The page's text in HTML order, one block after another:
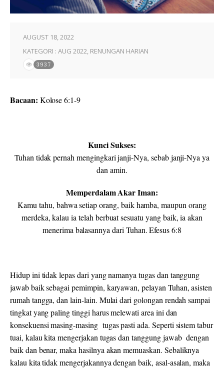
AUGUST 18, 2022
KATEGORI : AUG 2022, RENUNGAN HARIAN
3937
Bacaan: Kolose 6:1-9
Kunci Sukses:
Tuhan tidak pernah mengingkari janji-Nya, sebab janji-Nya ya
dan amin.
Memperdalam Akar Iman:
Kamu tahu, bahwa setiap orang, baik hamba, maupun orang
merdeka, kalau ia telah berbuat sesuatu yang baik, ia akan
menerima balasannya dari Tuhan. Efesus 6:8
Hidup ini tidak lepas dari yang namanya tugas dan tanggung
jawab baik sebagai pemimpin, karyawan, pelayan Tuhan, asisten
rumah tangga, dan lain-lain. Mulai dari golongan rendah sampai
tingkat yang paling tinggi harus melewati area ini dan
konsekuensi masing-masing tugas pasti ada. Seperti sistem tabur
tuai, kalau kita mengerjakan tugas dan tanggung jawab dengan
baik dan benar, maka hasilnya akan memuaskan. Sebaliknya
kalau kita tidak mengerjakannya dengan baik, asal-asalan, maka